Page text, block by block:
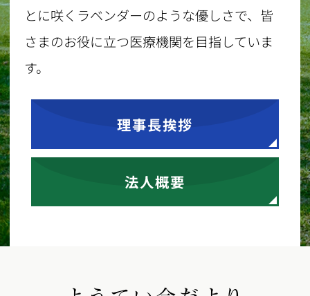
とに咲くラベンダーのような優しさで、皆
さまのお役に立つ医療機関を目指していま
す。
理事長挨拶
法人概要